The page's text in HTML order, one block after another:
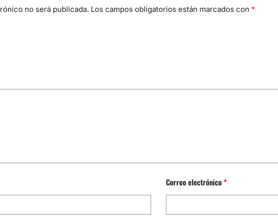
no será publicada. Los campos obligatorios están marcados con *
Correo electrónico*